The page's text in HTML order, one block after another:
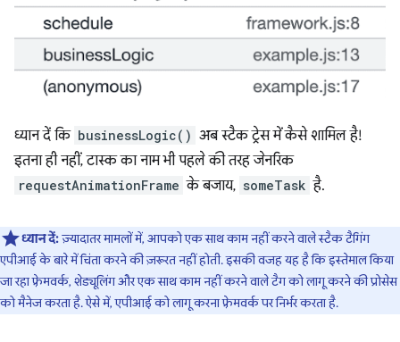
ध्यान दें कि businessLogic() अब स्टैक ट्रेस में कैसे शामिल है!
इतना ही नहीं, टास्क का नाम भी पहले की तरह जेनरिक
requestAnimationFrame के बजाय, someTask है.
ध्यान दें:ज़्यादातर मामलों में, आपको एक साथ काम नहीं करने वाले स्टैक टैगिंग
एपीआई के बारे में चिंता करने की ज़रूरत नहीं होती. इसकी वजह यह है कि इस्तेमाल किया
जा रहा फ़्रेमवर्क, शेड्यूलिंग और एक साथ काम नहीं करने वाले टैग को लागू करने की प्रोसेस
को मैनेज करता है. ऐसे में, एपीआई को लागू करना फ़्रेमवर्क पर निर्भर करता है.